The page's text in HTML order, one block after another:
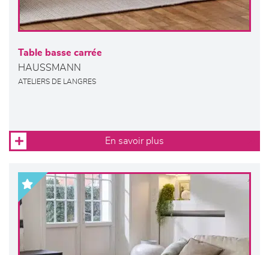
Table basse carrée
HAUSSMANN
ATELIERS DE LANGRES
En savoir plus